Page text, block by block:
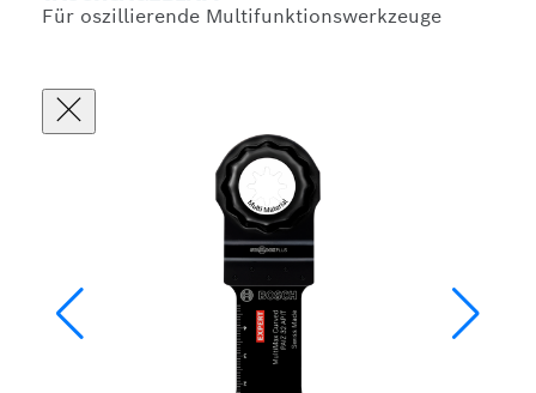
Für oszillierende Multifunktionswerkzeuge